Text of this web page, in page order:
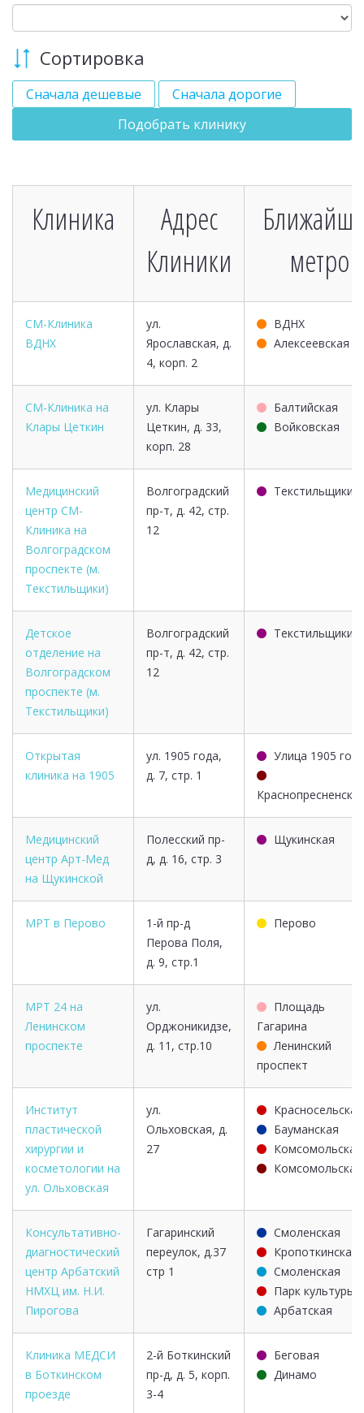
Сортировка
Сначала дешевые
Сначала дорогие
Подобрать клинику
Клиника
Адрес
Клиники
метро
СМ-Клиника
ВДНХ
ул.
Ярославская, д.
4, корп. 2
ВДНХ
Алексеевская
СМ-Клиника на
Клары Цеткин
ул. Клары
Цеткин, д. 33,
корп. 28
Балтийская
Войковская
Медицинский
центр СМ-
Клиника на
Волгоградском
проспекте (м.
Текстильщики)
Волгоградский
пр-т, д. 42, стр.
12
Текстильщики
Детское
отделение на
Волгоградском
проспекте (м.
Текстильщики)
Волгоградский
пр-т, д. 42, стр.
12
Текстильщики
Открытая
клиника на 1905
ул. 1905 года,
д. 7, стр. 1
Улица 1905 года
Медицинский
центр Арт-Мед
на Щукинской
Полесский пр-
д, д. 16, стр. 3
Щукинская
МРТ в Перово
1-й пр-д
Перова Поля,
д. 9, стр.1
Перово
МРТ 24 на
Ленинском
проспекте
ул.
Орджоникидзе,
д. 11, стр.10
Площадь
Гагарина
Ленинский
проспект
Институт
пластической
хирургии и
косметологии на
ул. Ольховская
ул.
Ольховская, д.
27
Красносельская
Бауманская
Комсомольская
Комсомольская
Консультативно-
диагностический
центр Арбатский
НМХЦ им. Н.И.
Пирогова
Гагаринский
переулок, д.37
стр 1
Смоленская
Кропоткинская
Смоленская
Парк культуры
Арбатская
Клиника МЕДСИ
в Боткинском
проезде
2-й Боткинский
пр-д, д. 5, корп.
3-4
Беговая
Динамо